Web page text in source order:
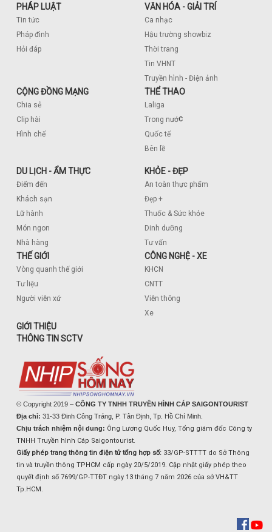
PHÁP LUẬT
Tin tức
Pháp đình
Hỏi đáp
VĂN HÓA - GIẢI TRÍ
Ca nhạc
Hậu trường showbiz
Thời trang
Tin VHNT
Truyền hình - Điện ảnh
CỘNG ĐỒNG MẠNG
Chia sẻ
Clip hài
Hình chế
THỂ THAO
Laliga
Trong nước
Quốc tế
Bên lề
DU LỊCH - ẨM THỰC
Điểm đến
Khách sạn
Lữ hành
Món ngon
Nhà hàng
KHỎE - ĐẸP
An toàn thực phẩm
Đẹp +
Thuốc & Sức khỏe
Dinh dưỡng
Tư vấn
THẾ GIỚI
Vòng quanh thế giới
Tư liệu
Người viễn xứ
CÔNG NGHỆ - XE
KHCN
CNTT
Viễn thông
Xe
GIỚI THIỆU
THÔNG TIN SCTV
© Copyright 2019 – CÔNG TY TNHH TRUYỀN HÌNH CÁP SAIGONTOURIST
Địa chỉ: 31-33 Đinh Công Tráng, P. Tân Định, Tp. Hồ Chí Minh.
Chịu trách nhiệm nội dung: Ông Lương Quốc Huy, Tổng giám đốc Công ty
TNHH Truyền hình Cáp Saigontourist.
Giấy phép trang thông tin điện tử tổng hợp số: 33/GP-STTTT do Sở Thông
tin và truyền thông TPHCM cấp ngày 20/5/2019. Cập nhật giấy phép theo
quyết định số 7699/GP-TTĐT ngày 13 tháng 7 năm 2026 của sở VH&TT
Tp.HCM.